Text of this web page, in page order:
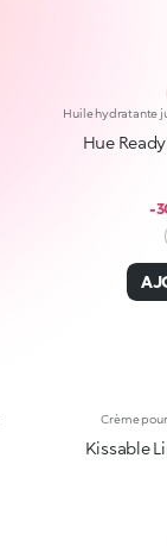
Huile hydratante
Hue
-
Crème
Kissable